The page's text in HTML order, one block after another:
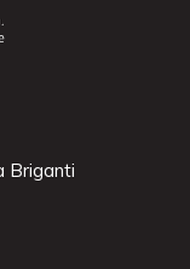
Briganti